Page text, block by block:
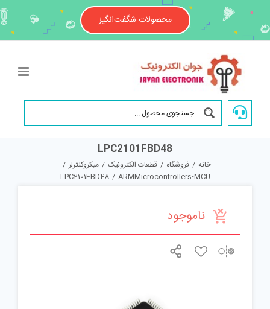
content
محصولات شگفت‌انگیز
LPC2101FBD48
خانه / فروشگاه / قطعات الکترونیک / میکروکنترلر /
ARMMicrocontrollers-MCU
/
LPC2101FBD48
ناموجود